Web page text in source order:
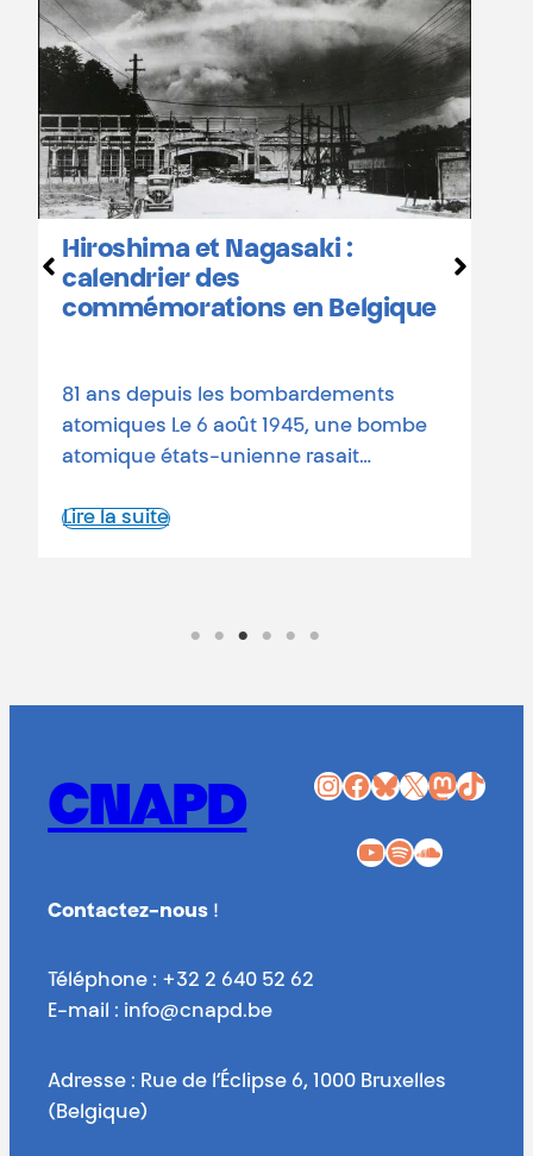
Hiroshima et Nagasaki :
calendrier des
commémorations en Belgique
81 ans depuis les bombardements
atomiques Le 6 août 1945, une bombe
atomique états-unienne rasait…
Lire la suite
CNAPD InstagramFacebook Bluesky X Mastodon TikTok
YouTube Spotify SoundCloud
Contactez-nous !
Téléphone : +32 2 640 52 62
E-mail : info@cnapd.be
Adresse : Rue de l’Éclipse 6, 1000 Bruxelles
(Belgique)